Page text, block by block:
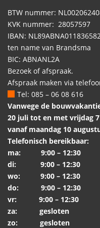
BTW nummer:
KVK nummer: 28057597
IBAN:
ten name van Brandsma
BIC: ABNANL2A
Bezoek of afspraak.
Afspraak maken via
Tel: 085 – 06 08 616
Vanwege de
20 juli tot en met vrijdag 7
vanaf maandag 10
Telefonisch bereikbaar:
ma: 9:00 – 12:30
di: 9:00 – 12:30
wo: 9:00 – 12:30
do: 9:00 – 12:30
vr: 9:00 – 12:30
za: gesloten
zo: gesloten